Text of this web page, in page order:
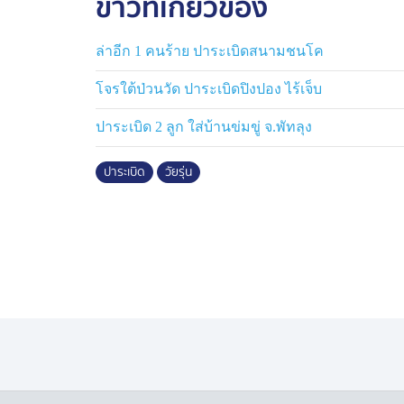
ว่า เรียนอยู่โรงเรียนมัธยมประจำ อ.ไชยวาน
โดยทุกคนไว้ผมยาวเกือบหมด ผกก.ได้สอบถา
รู้จักครูประจำชั้นไหมชื่ออะไร เจ้าตัวบอกว่า
โรงเรียนบ้างหรือเปล่า ผมไปอยู่ครับ ตอนนี้อ
ว่า 4X5 ได้เท่าไหร่ หนุ่มน้อยคิดอยู่นานบอกว่
ผกก.สภ.ไชยวานเลยบอกว่า 4 คูณ 5 ได้ 20
จนไม่รู้
ล่าอีก 1 คนร้าย ปาระเบิดสนามชนโค
โจรใต้ป่วนวัด ปาระเบิดปิงปอง ไร้เจ็บ
ปาระเบิด 2 ลูก ใส่บ้านข่มขู่ จ.พัทลุง
ปาระเบิด วัยรุ่น